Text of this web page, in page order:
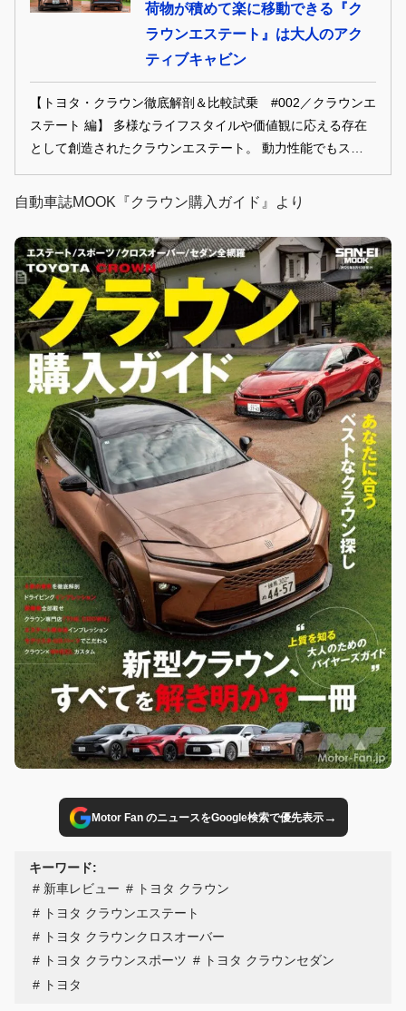
荷物が積めて楽に移動できる『ク
ラウンエステート』は大人のアク
ティブキャビン
【トヨタ・クラウン徹底解剖＆比較試乗 #002／クラウンエ
ステート 編】 多様なライフスタイルや価値観に応える存在
として創造されたクラウンエステート。 動力性能でもスペー
の選択肢だ。
自動車誌MOOK『クラウン購入ガイド』より
Motor Fan のニュースをGoogle検索で優先表示→
キーワード:
新車レビュー
トヨタ クラウン
トヨタ クラウンエステート
トヨタ クラウンクロスオーバー
トヨタ クラウンスポーツ
トヨタ クラウンセダン
トヨタ